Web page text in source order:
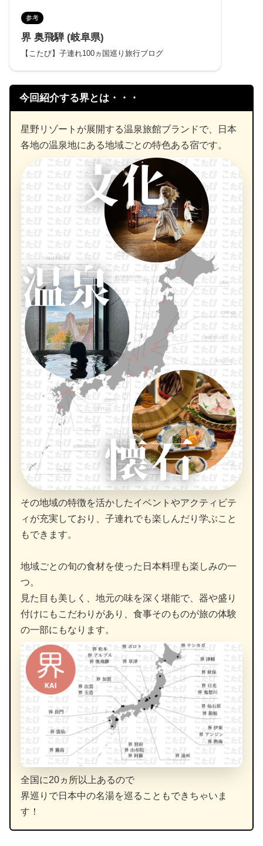
参考
界 奥飛騨 (岐阜県)
【こたび】子連れ100ヵ国巡り旅行ブログ
今回紹介する界とは・・・
星野リゾートが展開する温泉旅館ブランドで、日本
各地の温泉地にある地域ごとの特色ある宿です。
その地域の特徴を活かしたイベントやアクティビテ
ィが充実しており、子連れでも楽しんだり学ぶこと
もできます。
地域ごとの旬の食材を使った日本料理も楽しみの一
つ。
見た目も美しく、地元の味を深く堪能で、器や盛り
付けにもこだわりがあり、食事そのものが旅の体験
の一部にもなります。
全国に20ヵ所以上あるので
界巡りで日本中の名湯を巡ることもできちゃいま
す！